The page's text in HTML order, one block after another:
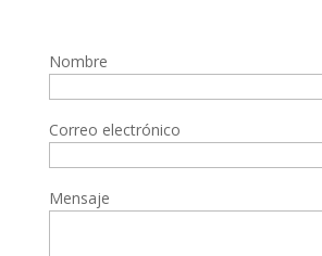
Nombre
Correo electrónico
Mensaje